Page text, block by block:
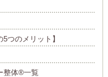
つのメリット】
整体®︎一覧